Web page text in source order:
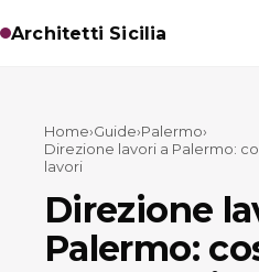
Architetti Sicilia
Home›Guide›Palermo›
Direzione lavori a Palermo:
lavori
Direzione
Palermo: